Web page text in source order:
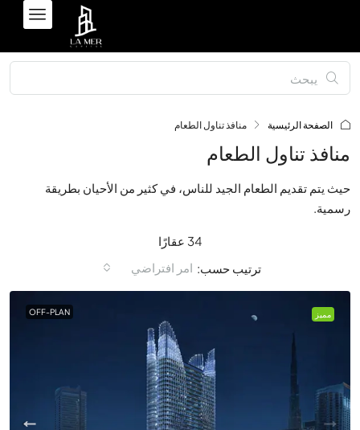
الصفحة الرئيسية منافذ تناول الطعام
منافذ تناول الطعام
حيث يتم تقديم الطعام الجيد للناس، في كثير من الأحيان بطريقة
رسمية.
34 عقارًا
ترتيب حسب: امر افتراضي
مميز OFF-PLAN